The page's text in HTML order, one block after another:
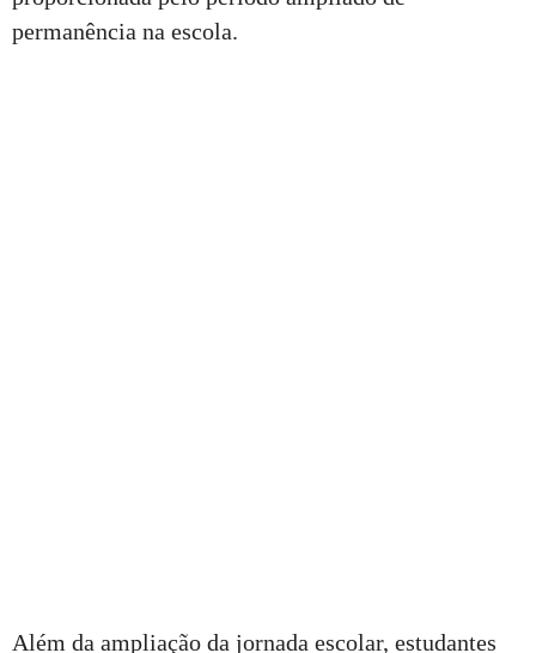
permanência na escola.
Além da ampliação da jornada escolar, estudantes